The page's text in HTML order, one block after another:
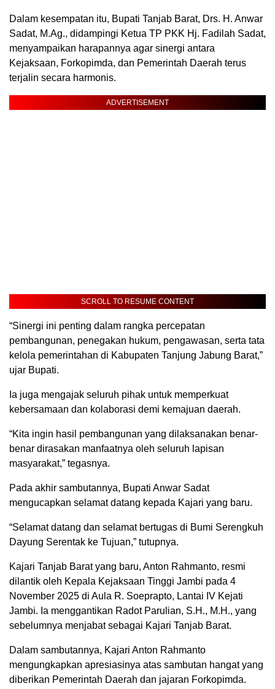
Dalam kesempatan itu, Bupati Tanjab Barat, Drs. H. Anwar
Sadat, M.Ag., didampingi Ketua TP PKK Hj. Fadilah Sadat,
menyampaikan harapannya agar sinergi antara
Kejaksaan, Forkopimda, dan Pemerintah Daerah terus
terjalin secara harmonis.
ADVERTISEMENT
SCROLL TO RESUME CONTENT
“Sinergi ini penting dalam rangka percepatan
pembangunan, penegakan hukum, pengawasan, serta tata
kelola pemerintahan di Kabupaten Tanjung Jabung Barat,”
ujar Bupati.
Ia juga mengajak seluruh pihak untuk memperkuat
kebersamaan dan kolaborasi demi kemajuan daerah.
“Kita ingin hasil pembangunan yang dilaksanakan benar-
benar dirasakan manfaatnya oleh seluruh lapisan
masyarakat,” tegasnya.
Pada akhir sambutannya, Bupati Anwar Sadat
mengucapkan selamat datang kepada Kajari yang baru.
“Selamat datang dan selamat bertugas di Bumi Serengkuh
Dayung Serentak ke Tujuan,” tutupnya.
Kajari Tanjab Barat yang baru, Anton Rahmanto, resmi
dilantik oleh Kepala Kejaksaan Tinggi Jambi pada 4
November 2025 di Aula R. Soeprapto, Lantai IV Kejati
Jambi. Ia menggantikan Radot Parulian, S.H., M.H., yang
sebelumnya menjabat sebagai Kajari Tanjab Barat.
Dalam sambutannya, Kajari Anton Rahmanto
mengungkapkan apresiasinya atas sambutan hangat yang
diberikan Pemerintah Daerah dan jajaran Forkopimda.